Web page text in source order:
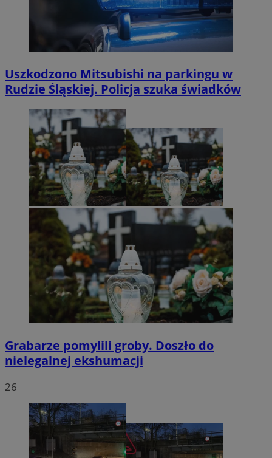
Uszkodzono Mitsubishi na parkingu w
Rudzie Śląskiej. Policja szuka świadków
Grabarze pomylili groby. Doszło do
nielegalnej ekshumacji
26